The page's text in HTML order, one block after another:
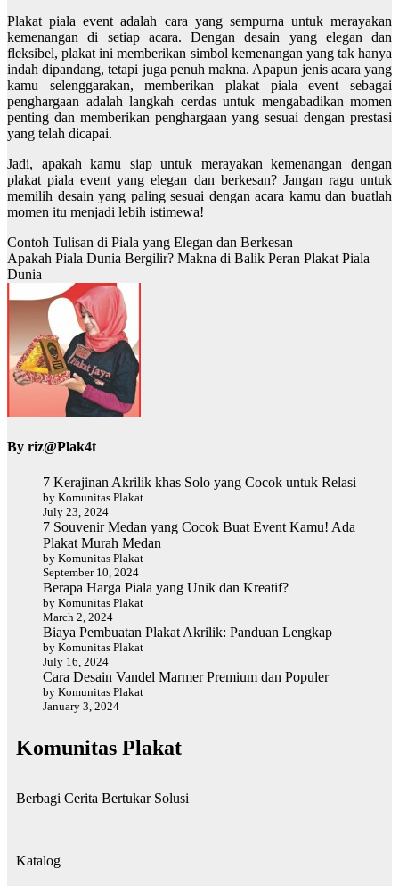
Plakat piala event adalah cara yang sempurna untuk merayakan
kemenangan di setiap acara. Dengan desain yang elegan dan
fleksibel, plakat ini memberikan simbol kemenangan yang tak hanya
indah dipandang, tetapi juga penuh makna. Apapun jenis acara yang
kamu selenggarakan, memberikan plakat piala event sebagai
penghargaan adalah langkah cerdas untuk mengabadikan momen
penting dan memberikan penghargaan yang sesuai dengan prestasi
yang telah dicapai.
Jadi, apakah kamu siap untuk merayakan kemenangan dengan
plakat piala event yang elegan dan berkesan? Jangan ragu untuk
memilih desain yang paling sesuai dengan acara kamu dan buatlah
momen itu menjadi lebih istimewa!
Contoh Tulisan di Piala yang Elegan dan Berkesan
Apakah Piala Dunia Bergilir? Makna di Balik Peran Plakat Piala
Dunia
By riz@Plak4t
7 Kerajinan Akrilik khas Solo yang Cocok untuk Relasi
by Komunitas Plakat
July 23, 2024
7 Souvenir Medan yang Cocok Buat Event Kamu! Ada
Plakat Murah Medan
by Komunitas Plakat
September 10, 2024
Berapa Harga Piala yang Unik dan Kreatif?
by Komunitas Plakat
March 2, 2024
Biaya Pembuatan Plakat Akrilik: Panduan Lengkap
by Komunitas Plakat
July 16, 2024
Cara Desain Vandel Marmer Premium dan Populer
by Komunitas Plakat
January 3, 2024
Komunitas Plakat
Berbagi Cerita Bertukar Solusi
Katalog